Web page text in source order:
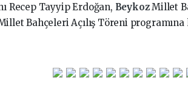
Recep Tayyip Erdoğan, BeykozMillet
Bahçeleri Açılış Töreni